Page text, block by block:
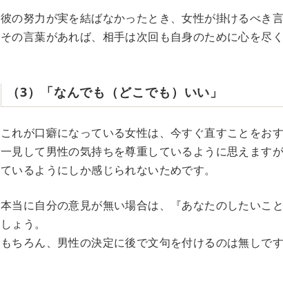
彼の努力が実を結ばなかったとき、女性が掛けるべき
その言葉があれば、相手は次回も自身のために心を尽
（3）「なんでも（どこでも）いい」
これが口癖になっている女性は、今すぐ直すことをおす
一見して男性の気持ちを尊重しているように思えます
ているようにしか感じられないためです。
本当に自分の意見が無い場合は、『あなたのしたいこ
しょう。
もちろん、男性の決定に後で文句を付けるのは無しです